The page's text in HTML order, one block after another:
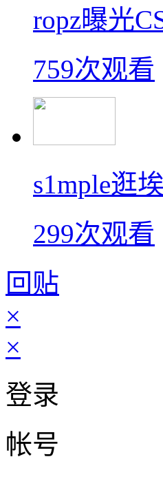
ropz曝光
759次观看
s1mple逛
299次观看
回贴
×
×
登录
帐号